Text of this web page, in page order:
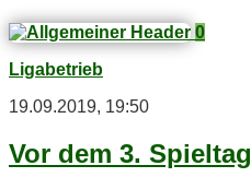
0
Ligabetrieb
19.09.2019, 19:50
Vor dem 3. Spieltag